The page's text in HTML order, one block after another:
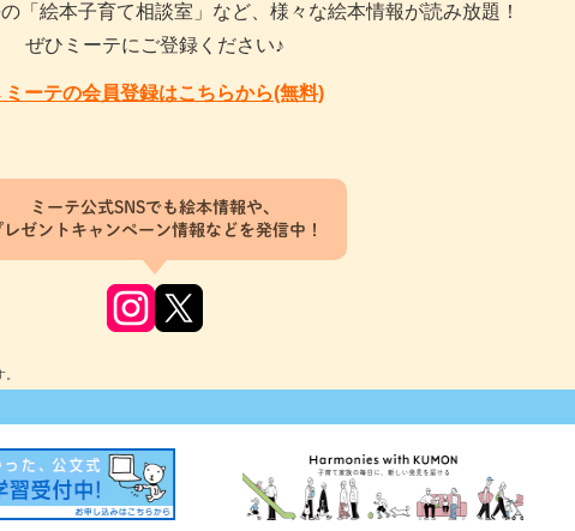
「絵本子育て相談室」など、様々な絵本情報が読み放題！
ぜひミーテにご登録ください♪
ーテの会員登録はこちらから(無料)
ミーテ公式SNSでも絵本情報や、
レゼントキャンペーン情報などを発信中！